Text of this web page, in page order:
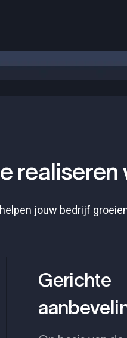
jouw bedrijf
Gerichte